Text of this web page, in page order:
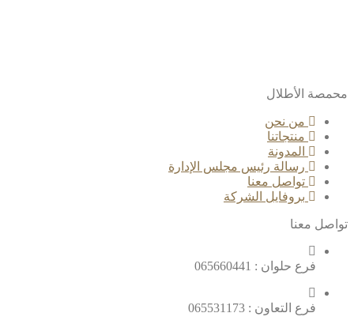
محمصة الأطلال
من نحن
منتجاتنا
المدونة
رسالة رئيس مجلس الإدارة
تواصل معنا
بروفايل الشركة
تواصل معنا
فرع حلوان : 065660441
فرع التعاون : 065531173